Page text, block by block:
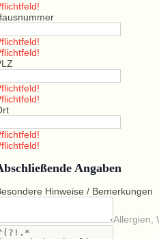
Angaben
Hinweise / Bemerkungen
Allergien,